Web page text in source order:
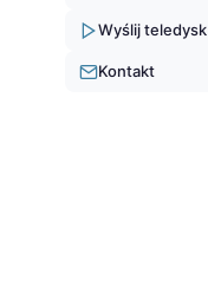
Wyślij teledysk
Kontakt